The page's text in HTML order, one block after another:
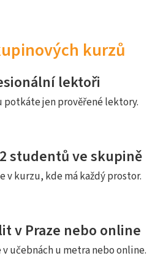
kurzů
lektoři
potkáte jen prověřené lektory.
studentů ve skupině
v kurzu, kde má každý prostor.
v Praze nebo online
učebnách u metra nebo online.